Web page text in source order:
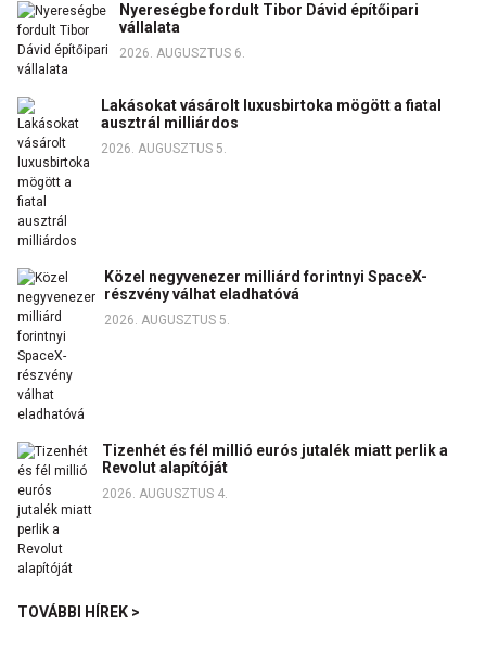
Nyereségbe fordult Tibor Dávid építőipari
vállalata
2026. AUGUSZTUS 6.
Lakásokat vásárolt luxusbirtoka mögött a fiatal
ausztrál milliárdos
2026. AUGUSZTUS 5.
Közel negyvenezer milliárd forintnyi SpaceX-
részvény válhat eladhatóvá
2026. AUGUSZTUS 5.
Tizenhét és fél millió eurós jutalék miatt perlik a
Revolut alapítóját
2026. AUGUSZTUS 4.
TOVÁBBI HÍREK >